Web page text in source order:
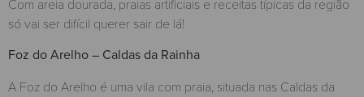
Com areia dourada, praias artificiais e receitas típicas da região
só vai ser difícil querer sair de lá!
Foz do Arelho – Caldas da Rainha
A Foz do Arelho é uma vila com praia, situada nas Caldas da